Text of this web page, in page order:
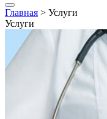
Главная > Услуги
Услуги